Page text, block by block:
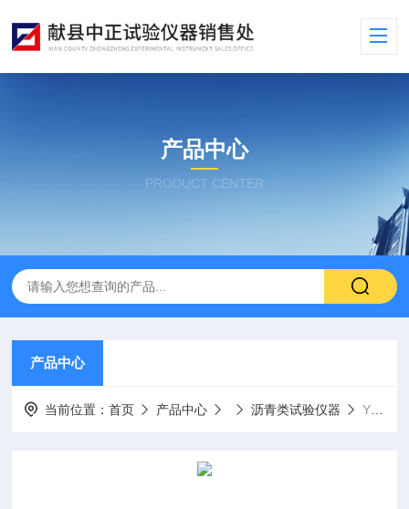
产品中心
PRODUCT CENTER
产品中心
当前位置：首页 产品中心 沥青类试验仪器 YMH-XW5纤维磨耗试验仪